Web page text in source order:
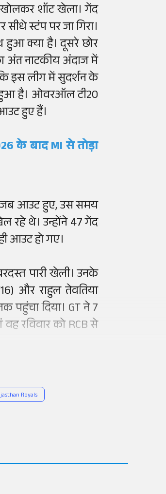
शॉट खेला। गेंद
स्टंप पर जा गिरा।
हुआ क्या है। दूसरे छोर
अंत नाटकीय अंदाज में
इस लीग में सुदर्शन के
हुआ है। ओवरऑल टी20
हुए हैं।
के बाद MI से तोड़ा
जब आउट हुए, उस समय
रहे थे। उन्होंने 47 गेंद
आउट हो गए।
पारी खेली। उनके
और राहुल तेवतिया
पहुंचा दिया। GT ने 7
रविवार को RCB से
Royals